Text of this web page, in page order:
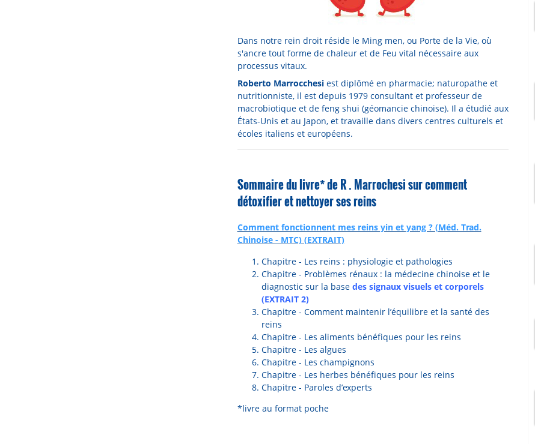
Dans notre rein droit réside le Ming men, ou Porte de la Vie, où
s'ancre tout forme de chaleur et de Feu vital nécessaire aux
processus vitaux.
Roberto Marrocchesiest diplômé en pharmacie; naturopathe et
nutritionniste, il est depuis 1979 consultant et professeur de
macrobiotique et de feng shui (géomancie chinoise). Il a étudié aux
États-Unis et au Japon, et travaille dans divers centres culturels et
écoles italiens et européens.
Sommaire du livre* de R . Marrochesi sur comment
détoxifier et nettoyer ses reins
Comment fonctionnent mes reins yin et yang ? (Méd. Trad.
Chinoise - MTC) (EXTRAIT)
Chapitre - Les reins : physiologie et pathologies
Chapitre - Problèmes rénaux : la médecine chinoise et le
diagnostic sur la base des signaux visuels et corporels
(EXTRAIT 2)
Chapitre - Comment maintenir l’équilibre et la santé des
reins
Chapitre - Les aliments bénéfiques pour les reins
Chapitre - Les algues
Chapitre - Les champignons
Chapitre - Les herbes bénéfiques pour les reins
Chapitre - Paroles d’experts
*livre au format poche